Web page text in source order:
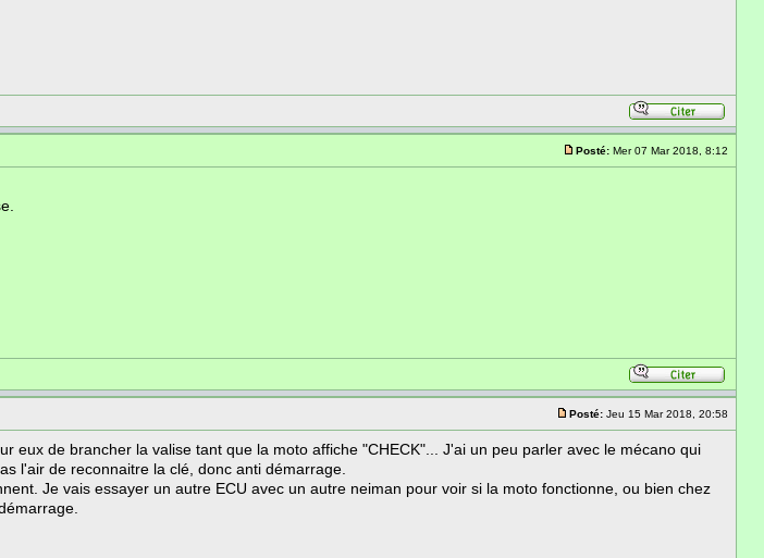
Posté: Mer 07 Mar 2018, 8:12
Posté: Jeu 15 Mar 2018, 20:58
eux de brancher la valise tant que la moto affiche "CHECK"... J'ai un peu parler avec le mécano qui
l'air de reconnaitre la clé, donc anti démarrage.
Je vais essayer un autre ECU avec un autre neiman pour voir si la moto fonctionne, ou bien chez